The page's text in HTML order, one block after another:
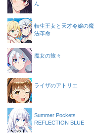
ん
転生王女と天才令嬢の魔
法革命
魔女の旅々
ライザのアトリエ
Summer Pockets
REFLECTION BLUE